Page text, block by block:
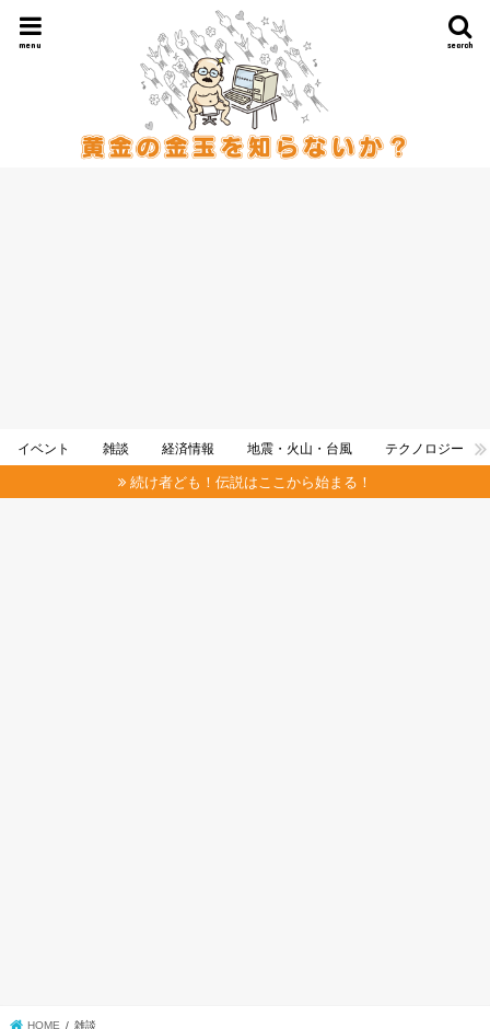
search
menu
イベント 雑談 経済情報 地震・火山・台風 テクノロジー
続け者ども！伝説はここから始まる！
HOME 雑談